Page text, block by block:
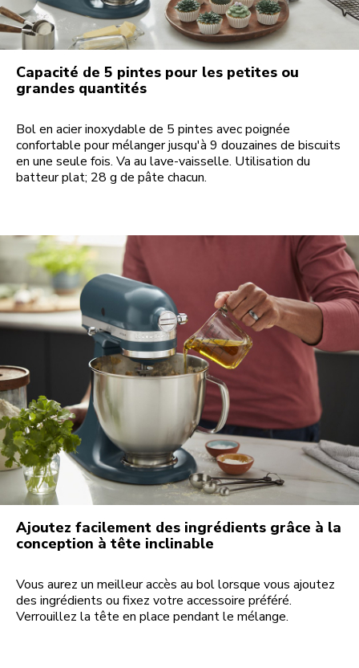
Capacité de 5 pintes pour les petites ou
grandes quantités
Bol en acier inoxydable de 5 pintes avec poignée
confortable pour mélanger jusqu'à 9 douzaines de biscuits
en une seule fois. Va au lave-vaisselle. Utilisation du
batteur plat; 28 g de pâte chacun.
Ajoutez facilement des ingrédients grâce à la
conception à tête inclinable
Vous aurez un meilleur accès au bol lorsque vous ajoutez
des ingrédients ou fixez votre accessoire préféré.
Verrouillez la tête en place pendant le mélange.